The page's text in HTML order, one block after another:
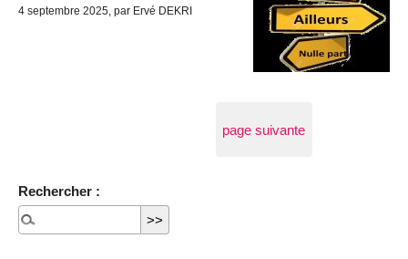
4 septembre 2025, par Ervé DEKRI
page suivante
Rechercher :